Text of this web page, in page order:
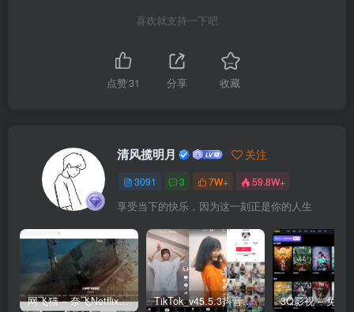
喜欢就支持一下吧
点赞31 分享 收藏
清风揽明月 关注
3091 3 7W+ 59.8W+
享受当下的快乐，因为这一刻正是你的人生
网飞猫 – 奈飞Netflix免费看 TikTok_v45.5.3抖音国际版_免拔卡解锁全球版